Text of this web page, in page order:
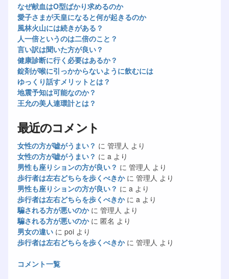
なぜ献血はO型ばかり求めるのか
愛子さまが天皇になると何が起きるのか
風林火山には続きがある？
人一倍というのは二倍のこと？
言い訳は聞いた方が良い？
健康診断に行く必要はあるか？
錠剤が喉に引っかからないように飲むには
ゆっくり話すメリットとは？
地震予知は可能なのか？
王允の美人連環計とは？
最近のコメント
女性の方が嘘がうまい？ に 管理人 より
女性の方が嘘がうまい？ に aより
男性も座りションの方が良い？ に 管理人 より
歩行者は左右どちらを歩くべきかに 管理人 より
男性も座りションの方が良い？ に aより
歩行者は左右どちらを歩くべきかに aより
騙される方が悪いのかに 管理人 より
騙される方が悪いのかに 匿名 より
男女の違いに poiより
歩行者は左右どちらを歩くべきかに 管理人 より
コメント一覧